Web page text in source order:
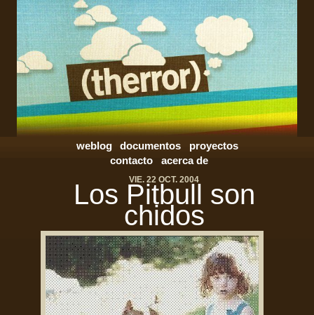
weblog documentos
proyectos
contacto
acerca de
VIE. 22 OCT. 2004
Los Pitbull son
chidos